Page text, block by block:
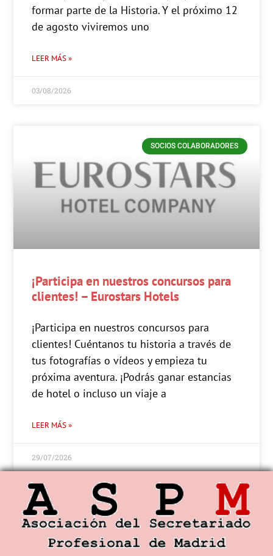
formar parte de la Historia. Y el próximo 12
de agosto viviremos uno
LEER MÁS »
03/08/2026
SOCIOS COLABORADORES
¡Participa en nuestros concursos para
clientes! – Eurostars Hotels
¡Participa en nuestros concursos para
clientes! Cuéntanos tu historia a través de
tus fotografías o vídeos y empieza tu
próxima aventura. ¡Podrás ganar estancias
de hotel o incluso un viaje a
LEER MÁS »
29/07/2026